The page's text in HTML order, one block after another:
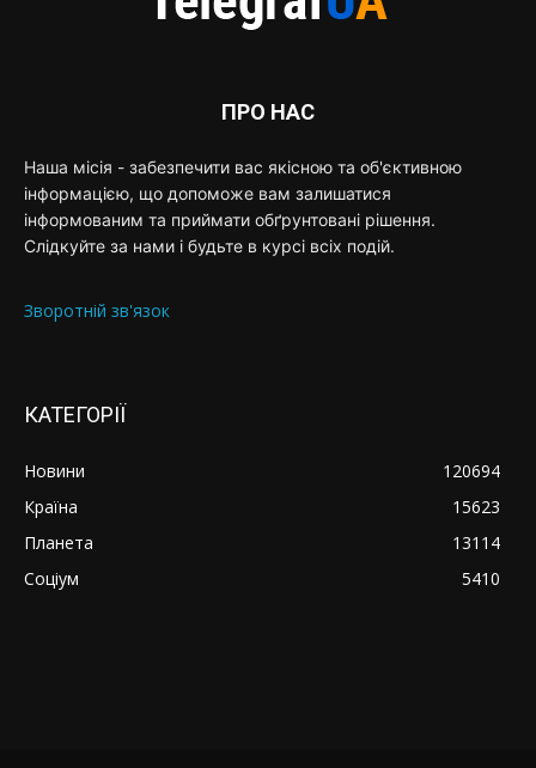
ПРО НАС
Наша місія - забезпечити вас якісною та об'єктивною
інформацією, що допоможе вам залишатися
інформованим та приймати обґрунтовані рішення.
Слідкуйте за нами і будьте в курсі всіх подій.
Зворотній зв'язок
КАТЕГОРІЇ
Новини
120694
Країна
15623
Планета
13114
Соціум
5410